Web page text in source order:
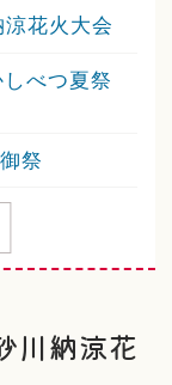
涼花火大会
べつ夏祭
祭
川納涼花